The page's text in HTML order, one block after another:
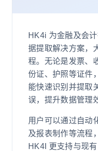
HK4i 为金融及会
据提取解决方案，
程。无论是发票、
份证、护照等证件
能快速识别并提取
误，提升数据管理
用户可以通过自动
及报表制作等流程
HK4I 更支持与现